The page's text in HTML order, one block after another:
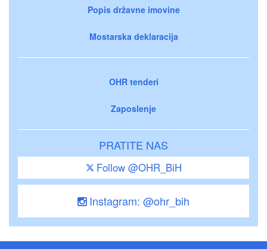
Popis državne imovine
Mostarska deklaracija
OHR tenderi
Zaposlenje
PRATITE NAS
Follow @OHR_BiH
Instagram: @ohr_bih